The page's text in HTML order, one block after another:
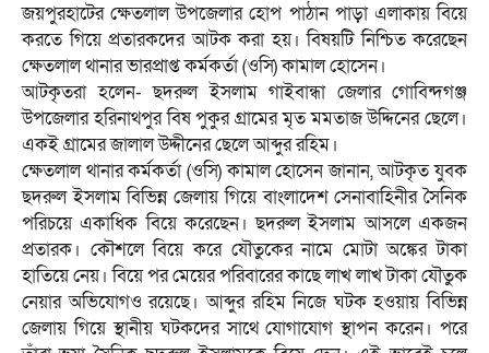
জয়পুরহাটের ক্ষেতলাল উপজেলার হোপ পাঠান পাড়া এলাকায় বিয়ে
করতে গিয়ে প্রতারকদের আটক করা হয়। বিষয়টি নিশ্চিত করেছেন
ক্ষেতলাল থানার ভারপ্রাপ্ত কর্মকর্তা (ওসি) কামাল হোসেন।
আটকৃতরা হলেন- ছদরুল ইসলাম গাইবান্ধা জেলার গোবিন্দগঞ্জ
উপজেলার হরিনাথপুর বিষ পুকুর গ্রামের মৃত মমতাজ উদ্দিনের ছেলে।
একই গ্রামের জালাল উদ্দীনের ছেলে আব্দুর রহিম।
ক্ষেতলাল থানার কর্মকর্তা (ওসি) কামাল হোসেন জানান, আটকৃত যুবক
ছদরুল ইসলাম বিভিন্ন জেলায় গিয়ে বাংলাদেশ সেনাবাহিনীর সৈনিক
পরিচয়ে একাধিক বিয়ে করেছেন। ছদরুল ইসলাম আসলে একজন
প্রতারক। কৌশলে বিয়ে করে যৌতুকের নামে মোটা অঙ্কের টাকা
হাতিয়ে নেয়। বিয়ে পর মেয়ের পরিবারের কাছে লাখ লাখ টাকা যৌতুক
নেয়ার অভিযোগও রয়েছে। আব্দুর রহিম নিজে ঘটক হওয়ায় বিভিন্ন
জেলায় গিয়ে স্থানীয় ঘটকদের সাথে যোগাযোগ স্থাপন করেন। পরে